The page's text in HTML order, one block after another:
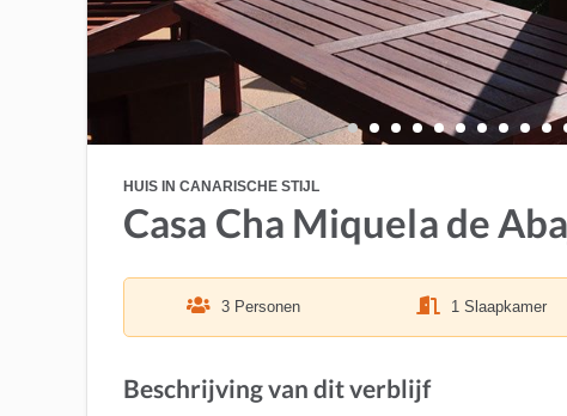
HUIS IN CANARISCHE STIJL
Casa Cha Miquela de
3 Personen 1 Slaapkamer
Beschrijving van dit verblijf